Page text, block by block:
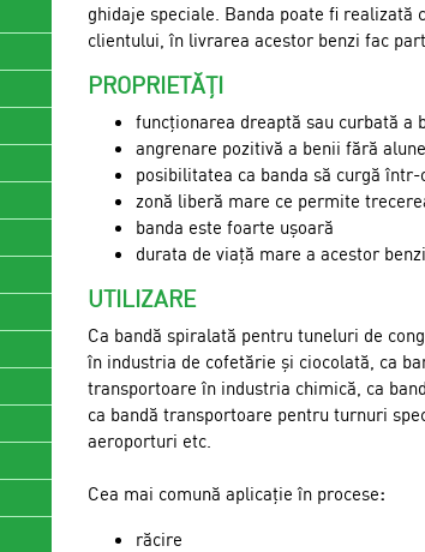
ghidaje speciale. Banda poate fi
clientului, în livrarea acestor benzi fac
PROPRIETĂȚI
funcționarea dreaptă sau curbată a
angrenare pozitivă a benii fără
posibilitatea ca banda să curgă
zonă liberă mare ce permite
banda este foarte ușoară
durata de viață mare a acestor benzi
UTILIZARE
Ca bandă spiralată pentru tuneluri de
în industria de cofetărie și ciocolată, ca
transportoare în industria chimică, ca
ca bandă transportoare pentru turnuri
aeroporturi etc.
Cea mai comună aplicație în procese:
răcire